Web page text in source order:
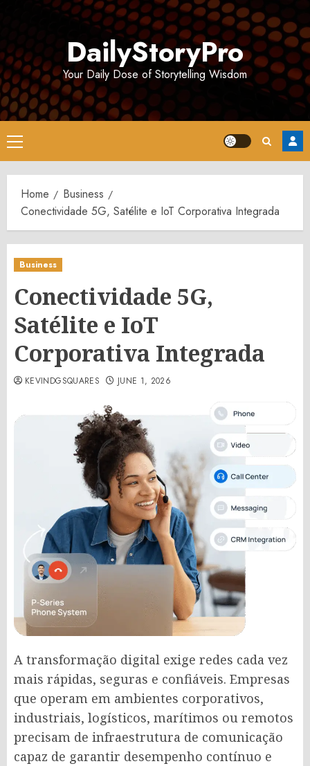
DailyStoryPro
Your Daily Dose of Storytelling Wisdom
Primary
Menu
Home
Business
Conectividade 5G, Satélite e IoT Corporativa Integrada
Business
Conectividade 5G,
Satélite e IoT
Corporativa Integrada
KEVINDGSQUARES JUNE 1, 2026
A transformação digital exige redes cada vez
mais rápidas, seguras e confiáveis. Empresas
que operam em ambientes corporativos,
industriais, logísticos, marítimos ou remotos
precisam de infraestrutura de comunicação
capaz de garantir desempenho contínuo e